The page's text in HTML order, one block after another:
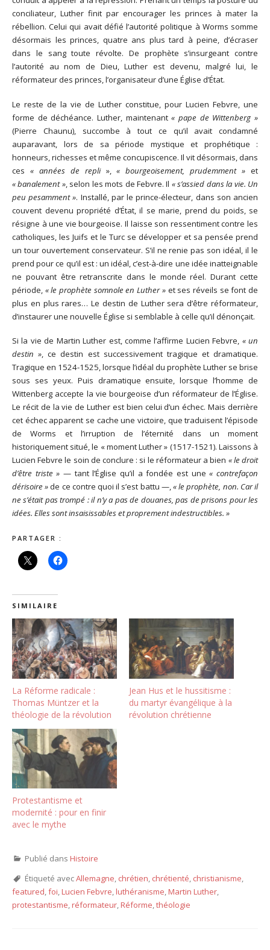
conciliateur, Luther finit par encourager les princes à mater la
rébellion. Celui qui avait défié l’autorité politique à Worms somme
désormais les princes, quatre ans plus tard à peine, d’écraser
dans le sang toute révolte. De prophète s’insurgeant contre
l’autorité au nom de Dieu, Luther est devenu, malgré lui, le
réformateur des princes, l’organisateur d’une Église d’État.
Le reste de la vie de Luther constitue, pour Lucien Febvre, une
forme de déchéance. Luther, maintenant« pape de Wittenberg »
(Pierre Chaunu), succombe à tout ce qu’il avait condamné
auparavant, lors de sa période mystique et prophétique :
honneurs, richesses et même concupiscence. Il vit désormais, dans
ces « années de repli»,« bourgeoisement, prudemment »et
« banalement », selon les mots de Febvre. Il « s’assied dans la vie. Un
peu pesamment ». Installé, par le prince-électeur, dans son ancien
couvent devenu propriété d’État, il se marie, prend du poids, se
résigne à une vie bourgeoise. Il laisse son ressentiment contre les
catholiques, les Juifs et le Turc se développer et sa pensée prend
un tour ouvertement conservateur. S’il ne renie pas son idéal, il le
prend pour ce qu’il est : un idéal, c’est-à-dire une idée inatteignable
ne pouvant être retranscrite dans le monde réel. Durant cette
période, « le prophète somnole en Luther »et ses réveils se font de
plus en plus rares… Le destin de Luther sera d’être réformateur,
d’instaurer une nouvelle Église si semblable à celle qu’il dénonçait.
Si la vie de Martin Luther est, comme l’affirme Lucien Febvre, « un
destin », ce destin est successivement tragique et dramatique.
Tragique en 1524-1525, lorsque l’idéal du prophète Luther se brise
sous ses yeux. Puis dramatique ensuite, lorsque l’homme de
Wittenberg accepte la vie bourgeoise d’un réformateur de l’Église.
Le récit de la vie de Luther est bien celui d’un échec. Mais derrière
cet échec apparent se cache une victoire, que traduisent l’épisode
de Worms et l’irruption de l’éternité dans un moment
historiquement situé, le « moment Luther » (1517-1521). Laissons à
Lucien Febvre le soin de conclure : si le réformateur a bien « le droit
d’être triste » — tant l’Église qu’il a fondée est une« contrefaçon
dérisoire »de ce contre quoi il s’est battu —,« le prophète, non. Car il
ne s’était pas trompé : il n’y a pas de douanes, pas de prisons pour les
idées. Elles sont insaisissables et proprement indestructibles. »
PARTAGER :
SIMILAIRE
La Réforme radicale :
Thomas Müntzer et la
théologie de la révolution
Jean Hus et le hussitisme :
du martyr évangélique à la
révolution chrétienne
Protestantisme et
modernité : pour en finir
avec le mythe
Publié dans Histoire
Étiqueté avecAllemagne, chrétien, chrétienté, christianisme,
featured,foi,Lucien Febvre,luthéranisme,Martin Luther,
protestantisme,réformateur,Réforme,théologie